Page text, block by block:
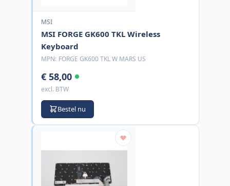
MSI
MSI FORGE GK600 TKL Wireless
Keyboard
MPN: FORGE GK600 TKL W MARS US
€ 58,00
excl. BTW
Bestel nu